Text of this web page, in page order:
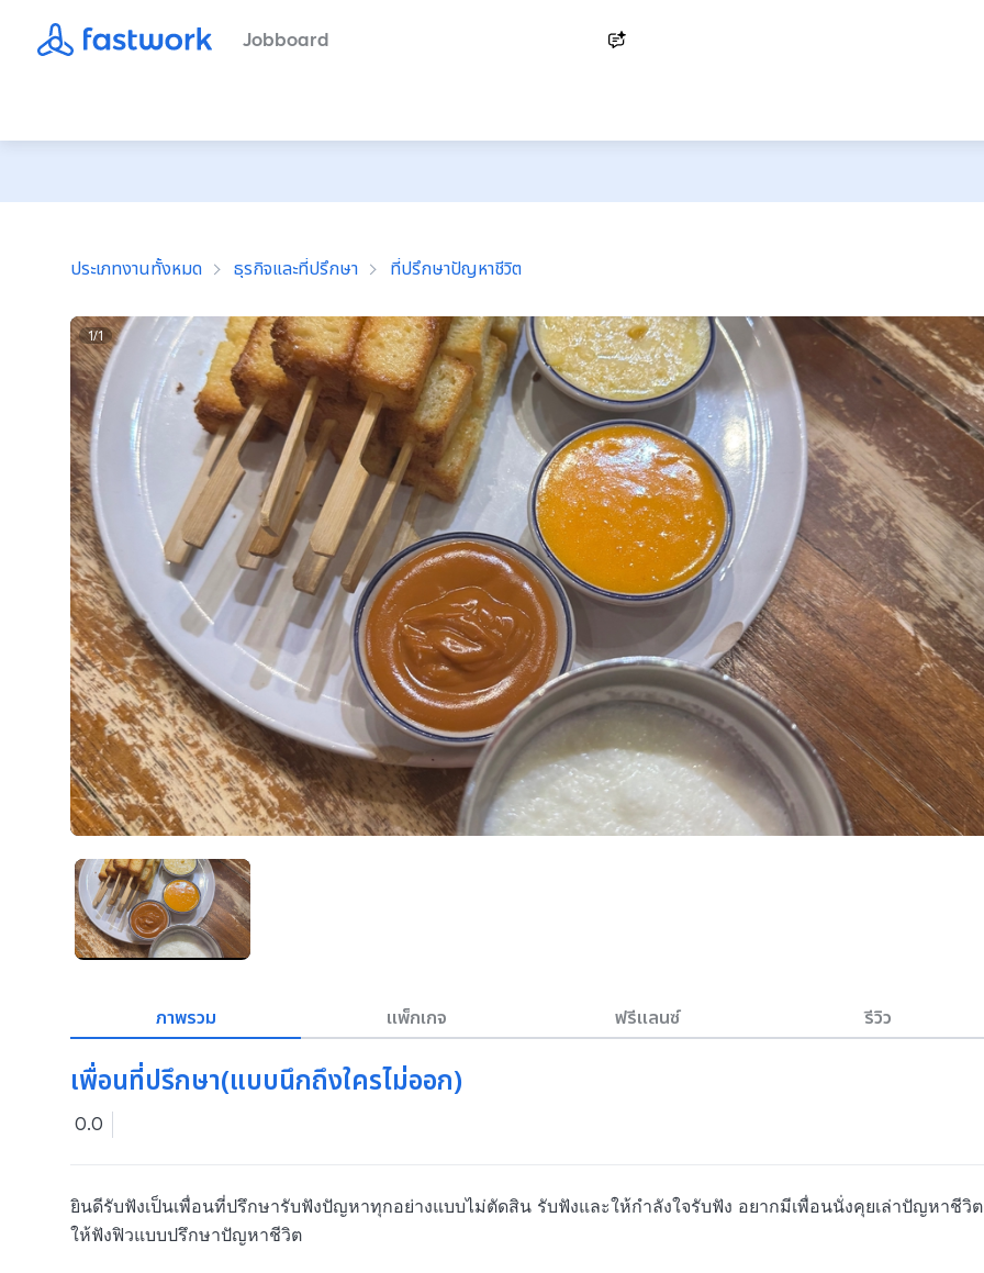
Jobboard
ประเภทงานทั้งหมด ธุรกิจและที่ปรึกษา ที่ปรึกษาปัญหาชีวิต
1/1
ภาพรวม แพ็กเกจ ฟรีแลนซ์ รีวิว
เพื่อนที่ปรึกษา(แบบนึกถึงใครไม่ออก)
0.0
ยินดีรับฟังเป็นเพื่อนที่ปรึกษารับฟังปัญหาทุกอย่างแบบไม่ตัดสิน รับฟังและให้กำลังใจรับฟัง อยากมีเพื่อนนั่งคุยเล่าปัญหาชีวิต
ให้ฟังฟิวแบบปรึกษาปัญหาชีวิต